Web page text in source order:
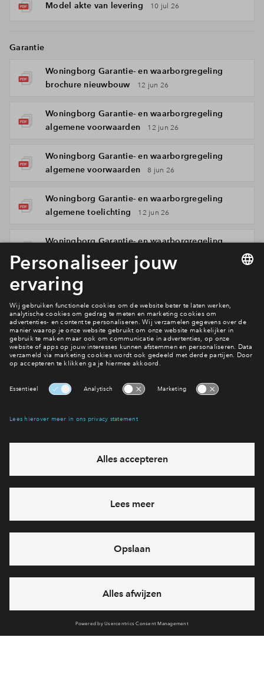
Model akte van levering 10 jul 26
Garantie
Woningborg Garantie- en waarborgregeling
brochure nieuwbouw
12 jun 26
Woningborg Garantie- en waarborgregeling
algemene voorwaarden
12 jun 26
Woningborg Garantie- en waarborgregeling
algemene voorwaarden
8 jun 26
Woningborg Garantie- en waarborgregeling
algemene toelichting
12 jun 26
Woningborg Garantie- en waarborgregeling
algemene toelichting
Woningborg Garantie- en waarborgregeling
bijlage[n]
eventuele projecten
Ja, ik wil mij aanmelden
Heb je een vraag en wil je direct antwoord? Bel ons op088
712 27 15
6 dagen per week beschikbaar (behalve tijdens
feestdagen)
vandaag van 09:00 - 18:00 uur